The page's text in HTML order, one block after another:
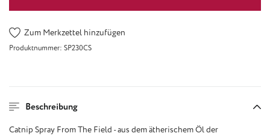
Zum Merkzettel hinzufügen
Produktnummer: SP230CS
Beschreibung
Catnip Spray From The Field - aus dem ätherischem Öl der